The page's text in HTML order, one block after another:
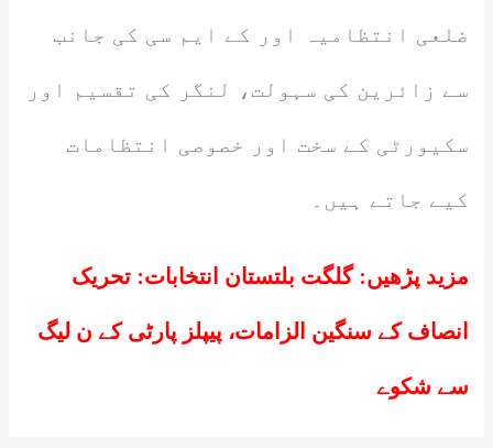
ضلعی انتظامیہ اور کے ایم سی کی جانب
سے زائرین کی سہولت، لنگر کی تقسیم اور
سکیورٹی کے سخت اور خصوصی انتظامات
کیے جاتے ہیں۔
مزید پڑھیں:گلگت بلتستان انتخابات: تحریک
انصاف کے سنگین الزامات، پیپلز پارٹی کے ن لیگ
سے شکوے